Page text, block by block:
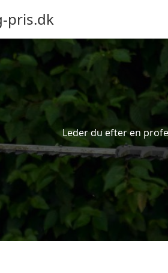
pris.dk
Leder du efter en